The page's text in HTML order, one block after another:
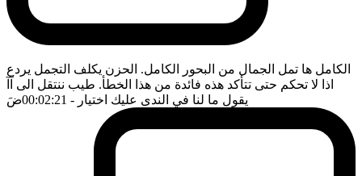
الكامل ها تمل الجمال من البحور الكامل. الحزن يكلف التجمل يردع
اذا لا تحكم حتى تتأكد هذه فائدة من هذا الخطأ. طيب ننتقل الى آآ
يقول ما لنا في الندى عليك اختيار - 00:02:21 ضَ